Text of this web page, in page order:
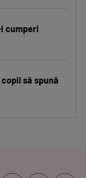
cumperi
să spună